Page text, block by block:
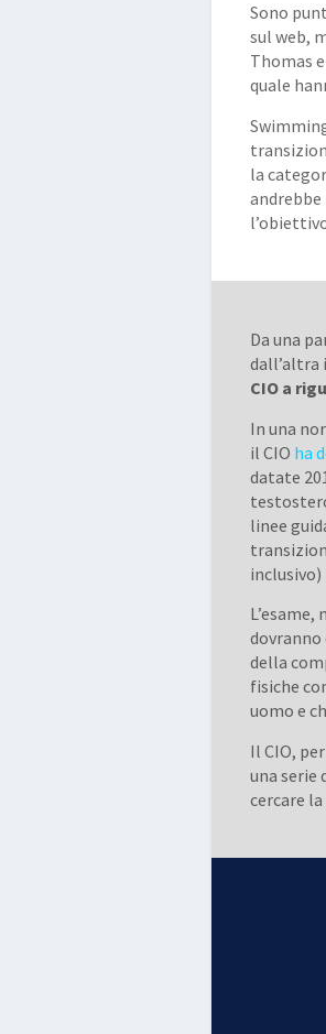
Sono
sul web,
Thomas
quale
la
Da una
dall’altra
CIO a
In una
il CIO ha
datate
linee
dovranno
della
fisiche
uomo e
Il CIO,
una
cercare